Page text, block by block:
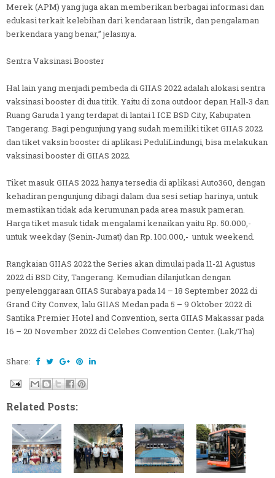
Merek (APM) yang juga akan memberikan berbagai informasi dan
edukasi terkait kelebihan dari kendaraan listrik, dan pengalaman
berkendara yang benar,” jelasnya.
Sentra Vaksinasi Booster
Hal lain yang menjadi pembeda di GIIAS 2022 adalah alokasi sentra
vaksinasi booster di dua titik. Yaitu di zona outdoor depan Hall-3 dan
Ruang Garuda 1 yang terdapat di lantai 1 ICE BSD City, Kabupaten
Tangerang. Bagi pengunjung yang sudah memiliki tiket GIIAS 2022
dan tiket vaksin booster di aplikasi PeduliLindungi, bisa melakukan
vaksinasi booster di GIIAS 2022.
Tiket masuk GIIAS 2022 hanya tersedia di aplikasi Auto360, dengan
kehadiran pengunjung dibagi dalam dua sesi setiap harinya, untuk
memastikan tidak ada kerumunan pada area masuk pameran.
Harga tiket masuk tidak mengalami kenaikan yaitu Rp. 50.000,-
untuk weekday (Senin-Jumat) dan Rp. 100.000,- untuk weekend.
Rangkaian GIIAS 2022 the Series akan dimulai pada 11-21 Agustus
2022 di BSD City, Tangerang. Kemudian dilanjutkan dengan
penyelenggaraan GIIAS Surabaya pada 14 – 18 September 2022 di
Grand City Convex, lalu GIIAS Medan pada 5 – 9 Oktober 2022 di
Santika Premier Hotel and Convention, serta GIIAS Makassar pada
16 – 20 November 2022 di Celebes Convention Center. (Lak/Tha)
Share:
Related Posts: